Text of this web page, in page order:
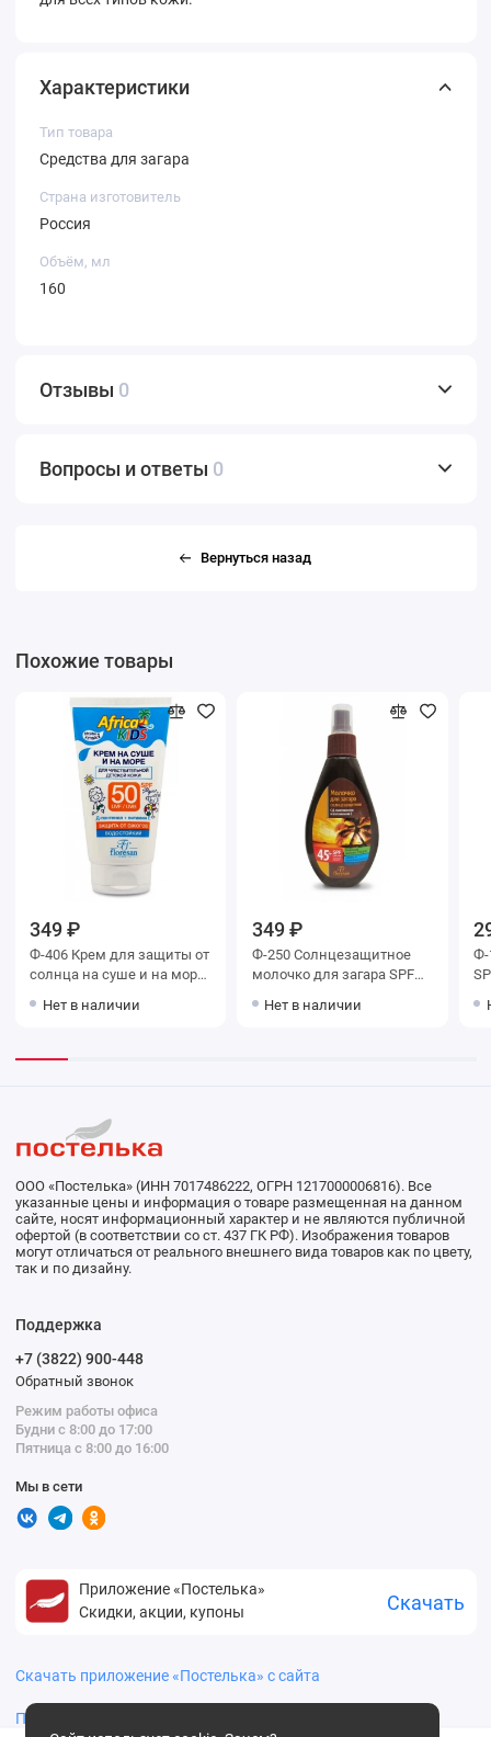
Характеристики
Тип товара
Средства для загара
Страна изготовитель
Россия
Объём, мл
160
Отзывы 0
Вопросы и ответы 0
Вернуться назад
Похожие товары
349 ₽
Ф-406 Крем для защиты от
солнца на суше и на море
Нет в наличии
349 ₽
Ф-250 Солнцезащитное
молочко для загара SPF
Нет в наличии
Ф-
ООО «Постелька» (ИНН 7017486222, ОГРН 1217000006816). Все
указанные цены и информация о товаре размещенная на данном
сайте, носят информационный характер и не являются публичной
офертой (в соответствии со ст. 437 ГК РФ). Изображения товаров
могут отличаться от реального внешнего вида товаров как по цвету,
так и по дизайну.
Поддержка
+7 (3822) 900-448
Обратный звонок
Режим работы офиса
Будни с 8:00 до 17:00
Пятница с 8:00 до 16:00
Мы в сети
Приложение «Постелька»
Скидки, акции, купоны
Скачать
Скачать приложение «Постелька» с сайта
Политика конфиденциальности